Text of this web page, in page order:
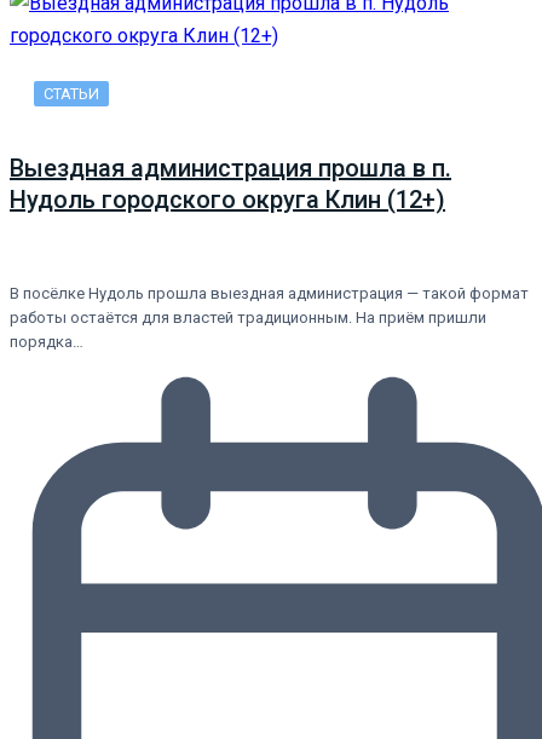
СТАТЬИ
Выездная администрация прошла в п.
Нудоль городского округа Клин (12+)
В посёлке Нудоль прошла выездная администрация — такой формат
работы остаётся для властей традиционным. На приём пришли
порядка…